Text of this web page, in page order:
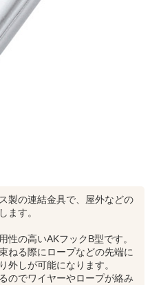
製の連結金具で、屋外などの
ます。
性の高いAKフックB型です。
ねる際にロープなどの先端に
外しが可能になります。
のでワイヤーやロープが絡み